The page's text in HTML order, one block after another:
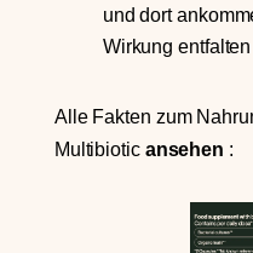
und dort
Wirkung
Alle Fakten zum
Multibiotic ansehen :